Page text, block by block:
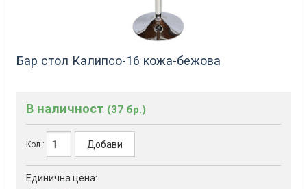
Бар стол Калипсо-16 кожа-бежова
В наличност (37 бр.)
Кол.: Добави
Единична цена: